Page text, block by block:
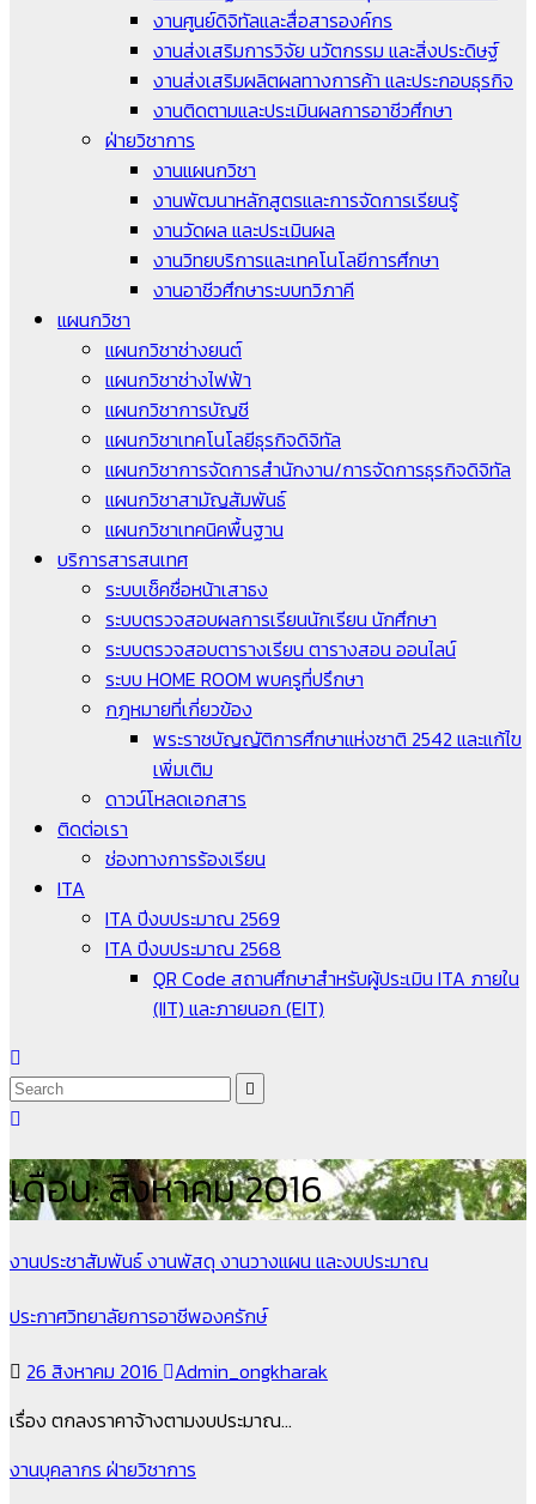
งานศูนย์ดิจิทัลและสื่อสารองค์กร
งานส่งเสริมการวิจัย นวัตกรรม และสิ่งประดิษฐ์
งานส่งเสริมผลิตผลทางการค้า และประกอบธุรกิจ
งานติดตามและประเมินผลการอาชีวศึกษา
ฝ่ายวิชาการ
งานแผนกวิชา
งานพัฒนาหลักสูตรและการจัดการเรียนรู้
งานวัดผล และประเมินผล
งานวิทยบริการและเทคโนโลยีการศึกษา
งานอาชีวศึกษาระบบทวิภาคี
แผนกวิชา
แผนกวิชาช่างยนต์
แผนกวิชาช่างไฟฟ้า
แผนกวิชาการบัญชี
แผนกวิชาเทคโนโลยีธุรกิจดิจิทัล
แผนกวิชาการจัดการสำนักงาน/การจัดการธุรกิจดิจิทัล
แผนกวิชาสามัญสัมพันธ์
แผนกวิชาเทคนิคพื้นฐาน
บริการสารสนเทศ
ระบบเช็คชื่อหน้าเสาธง
ระบบตรวจสอบผลการเรียนนักเรียน นักศึกษา
ระบบตรวจสอบตารางเรียน ตารางสอน ออนไลน์
ระบบ HOME ROOM พบครูที่ปรึกษา
กฎหมายที่เกี่ยวข้อง
พระราชบัญญัติการศึกษาแห่งชาติ 2542 และแก้ไข
เพิ่มเติม
ดาวน์โหลดเอกสาร
ติดต่อเรา
ช่องทางการร้องเรียน
ITA
ITA ปีงบประมาณ 2569
ITA ปีงบประมาณ 2568
QR Code สถานศึกษาสำหรับผู้ประเมิน ITA ภายใน
(IIT) และภายนอก (EIT)
เดือน:สิงหาคม 2016
งานประชาสัมพันธ์งานพัสดุ งานวางแผน และงบประมาณ
ประกาศวิทยาลัยการอาชีพองครักษ์
26 สิงหาคม 2016
Admin_ongkharak
เรื่อง ตกลงราคาจ้างตามงบประมาณ…
งานบุคลากร ฝ่ายวิชาการ